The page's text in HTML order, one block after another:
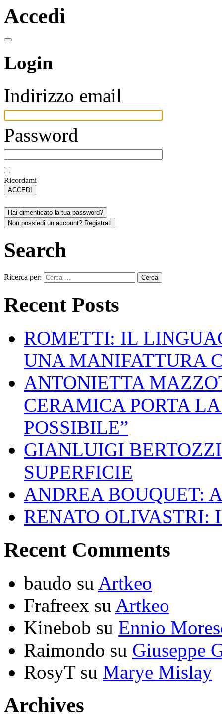
Accedi
Login
Indirizzo email
Password
Ricordami
ACCEDI
Hai dimenticato la tua password?
Non possiedi un account? Registrati
Search
Ricerca per:
Recent Posts
ROMETTI: IL
UNA MANIFATTURA
ANTONIETTA
CERAMICA PORTA
POSSIBILE”
GIANLUIGI
SUPERFICIE
ANDREA BOUQUET:
RENATO OLIVASTRI:
Recent Comments
baudo su Artkeo
Frafreex su Artkeo
Kinebob su Ennio
Raimondo su Giuseppe
RosyTsu Marye Mislay
Archives